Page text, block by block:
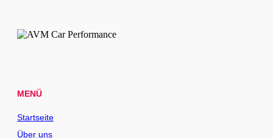
MENÜ
Startseite
Über uns